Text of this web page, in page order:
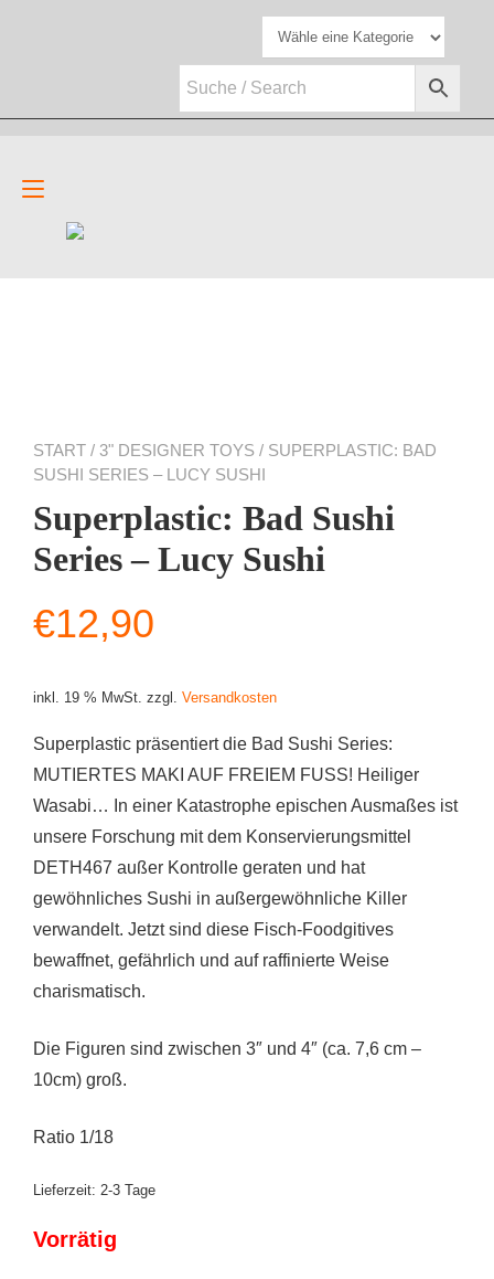
Navigation
umschalten
START / 3" DESIGNER TOYS / SUPERPLASTIC: BAD
SUSHI SERIES – LUCY SUSHI
Superplastic: Bad Sushi
Series – Lucy Sushi
€12,90
inkl. 19 % MwSt. zzgl. Versandkosten
Superplastic präsentiert die Bad Sushi Series:
MUTIERTES MAKI AUF FREIEM FUSS! Heiliger
Wasabi… In einer Katastrophe epischen Ausmaßes ist
unsere Forschung mit dem Konservierungsmittel
DETH467 außer Kontrolle geraten und hat
gewöhnliches Sushi in außergewöhnliche Killer
verwandelt. Jetzt sind diese Fisch-Foodgitives
bewaffnet, gefährlich und auf raffinierte Weise
charismatisch.
Die Figuren sind zwischen 3″ und 4″ (ca. 7,6 cm –
10cm) groß.
Ratio 1/18
Lieferzeit: 2-3 Tage
Vorrätig